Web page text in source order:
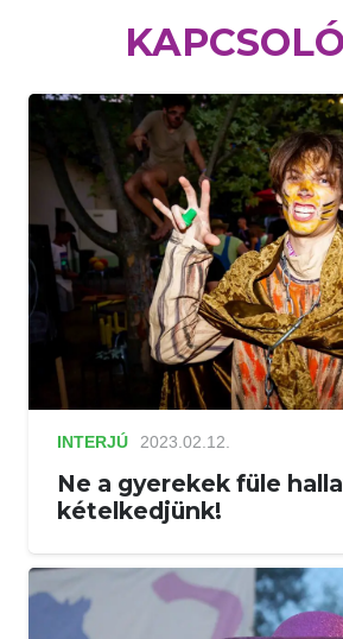
INTERJÚ 2023.02.12.
Ne a gyerekek füle
kételkedjünk!